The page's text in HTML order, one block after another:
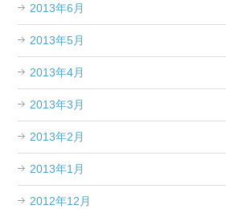
2013年6月
2013年5月
2013年4月
2013年3月
2013年2月
2013年1月
2012年12月